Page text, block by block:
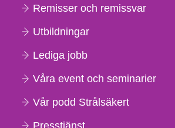
Remisser och remissvar
Utbildningar
Lediga jobb
Våra event och seminarier
Vår podd Strålsäkert
Presstjänst